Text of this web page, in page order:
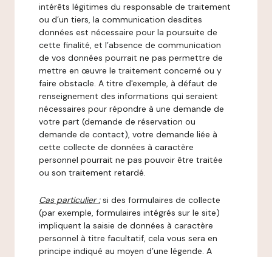
intérêts légitimes du responsable de traitement
ou d’un tiers, la communication desdites
données est nécessaire pour la poursuite de
cette finalité, et l’absence de communication
de vos données pourrait ne pas permettre de
mettre en œuvre le traitement concerné ou y
faire obstacle. A titre d'exemple, à défaut de
renseignement des informations qui seraient
nécessaires pour répondre à une demande de
votre part (demande de réservation ou
demande de contact), votre demande liée à
cette collecte de données à caractère
personnel pourrait ne pas pouvoir être traitée
ou son traitement retardé.
Cas particulier : si des formulaires de collecte
(par exemple, formulaires intégrés sur le site)
impliquent la saisie de données à caractère
personnel à titre facultatif, cela vous sera en
principe indiqué au moyen d’une légende. A